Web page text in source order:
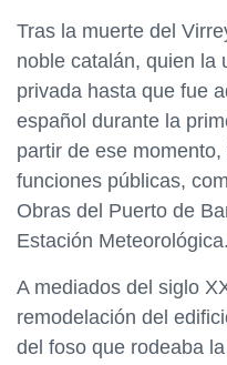
Tras la muerte del
noble catalán, quien la
privada hasta que fue
español durante la
partir de ese
funciones públicas,
Obras del Puerto de
Estación Meteorológica.
A mediados del siglo
remodelación del
del foso que rodeaba